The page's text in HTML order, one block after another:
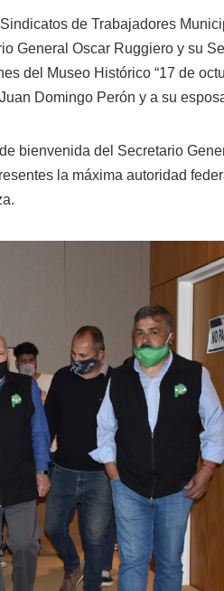
de Trabajadores
General Oscar Ruggiero y su
del Museo Histórico “17 de
Domingo Perón y a su
bienvenida del Secretario
la máxima autoridad